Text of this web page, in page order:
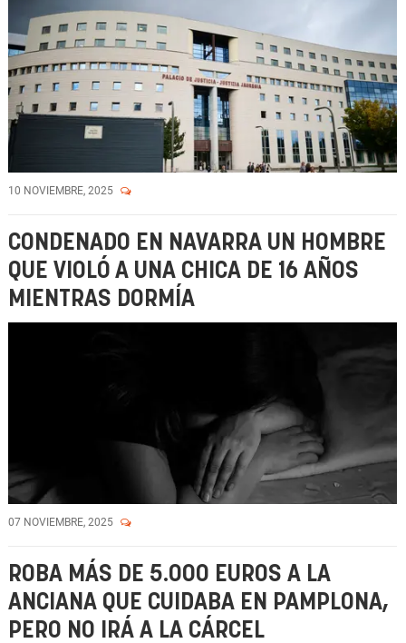
10 NOVIEMBRE, 2025
CONDENADO EN NAVARRA UN HOMBRE
QUE VIOLÓ A UNA CHICA DE 16 AÑOS
MIENTRAS DORMÍA
07 NOVIEMBRE, 2025
ROBA MÁS DE 5.000 EUROS A LA
ANCIANA QUE CUIDABA EN PAMPLONA,
PERO NO IRÁ A LA CÁRCEL